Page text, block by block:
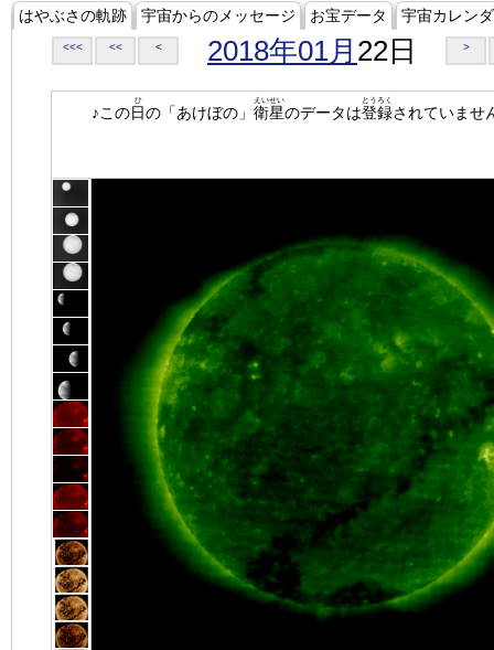
はやぶさの軌跡 宇宙からのメッセージ お宝データ 宇宙カレン
<<< << < 2018年01月 22日 >
♪この日
ひ
の「あけぼの」 衛星
えいせい
のデータは登録
とうろく
されていませ